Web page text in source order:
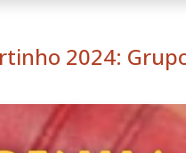
2024: